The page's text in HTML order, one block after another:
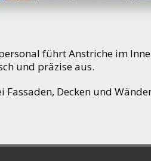
führt Anstriche im
und präzise aus.
Fassaden, Decken und